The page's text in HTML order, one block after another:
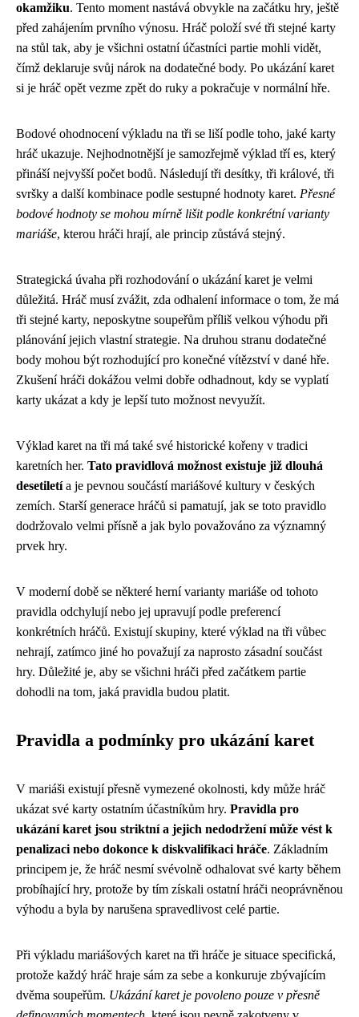
okamžiku. Tento moment nastává obvykle na začátku hry, ještě
před zahájením prvního výnosu. Hráč položí své tři stejné karty
na stůl tak, aby je všichni ostatní účastníci partie mohli vidět,
čímž deklaruje svůj nárok na dodatečné body. Po ukázání karet
si je hráč opět vezme zpět do ruky a pokračuje v normální hře.
Bodové ohodnocení výkladu na tři se liší podle toho, jaké karty
hráč ukazuje. Nejhodnotnější je samozřejmě výklad tří es, který
přináší nejvyšší počet bodů. Následují tři desítky, tři králové, tři
svršky a další kombinace podle sestupné hodnoty karet. Přesné
bodové hodnoty se mohou mírně lišit podle konkrétní varianty
mariáše, kterou hráči hrají, ale princip zůstává stejný.
Strategická úvaha při rozhodování o ukázání karet je velmi
důležitá. Hráč musí zvážit, zda odhalení informace o tom, že má
tři stejné karty, neposkytne soupeřům příliš velkou výhodu při
plánování jejich vlastní strategie. Na druhou stranu dodatečné
body mohou být rozhodující pro konečné vítězství v dané hře.
Zkušení hráči dokážou velmi dobře odhadnout, kdy se vyplatí
karty ukázat a kdy je lepší tuto možnost nevyužít.
Výklad karet na tři má také své historické kořeny v tradici
karetních her. Tato pravidlová možnost existuje již dlouhá
desetiletía je pevnou součástí mariášové kultury v českých
zemích. Starší generace hráčů si pamatují, jak se toto pravidlo
dodržovalo velmi přísně a jak bylo považováno za významný
prvek hry.
V moderní době se některé herní varianty mariáše od tohoto
pravidla odchylují nebo jej upravují podle preferencí
konkrétních hráčů. Existují skupiny, které výklad na tři vůbec
nehrají, zatímco jiné ho považují za naprosto zásadní součást
hry. Důležité je, aby se všichni hráči před začátkem partie
dohodli na tom, jaká pravidla budou platit.
Pravidla a podmínky pro ukázání karet
V mariáši existují přesně vymezené okolnosti, kdy může hráč
ukázat své karty ostatním účastníkům hry. Pravidla pro
ukázání karet jsou striktní a jejich nedodržení může vést k
penalizaci nebo dokonce k diskvalifikaci hráče. Základním
principem je, že hráč nesmí svévolně odhalovat své karty během
probíhající hry, protože by tím získali ostatní hráči neoprávněnou
výhodu a byla by narušena spravedlivost celé partie.
Při výkladu mariášových karet na tři hráče je situace specifická,
protože každý hráč hraje sám za sebe a konkuruje zbývajícím
dvěma soupeřům. Ukázání karet je povoleno pouze v přesně